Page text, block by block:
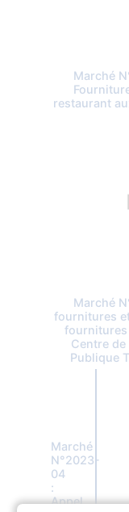
Marché
restaurant
Marché
fournitures
Centre
Publique
Marché
N°2023-
04
:
Appel